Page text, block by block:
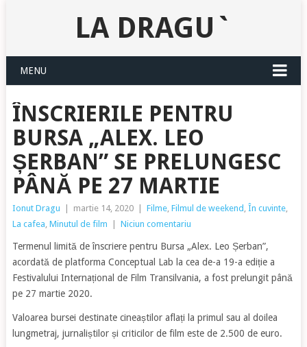
LA DRAGU`
MENU
ÎNSCRIERILE PENTRU
BURSA „ALEX. LEO
ȘERBAN” SE PRELUNGESC
PÂNĂ PE 27 MARTIE
Ionut Dragu martie 14, 2020 Filme, Filmul de weekend , În cuvinte,
La cafea, Minutul de film Niciun comentariu
Termenul limită de înscriere pentru Bursa „Alex. Leo Șerban”,
acordată de platforma Conceptual Lab la cea de-a 19-a ediție a
Festivalului Internațional de Film Transilvania, a fost prelungit până
pe 27 martie 2020.
Valoarea bursei destinate cineaștilor aflați la primul sau al doilea
lungmetraj, jurnaliștilor și criticilor de film este de 2.500 de euro.